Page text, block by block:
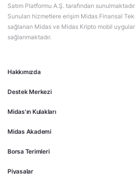
Hakkımızda
Destek Merkezi
Midas'ın Kulakları
Midas Akademi
Borsa Terimleri
Piyasalar
Satım Platformu A.Ş. tarafından sunulmaktadır.
Sunulan hizmetlere erişim Midas Finansal
sağlanan Midas ve Midas Kripto mobil
sağlanmaktadır.